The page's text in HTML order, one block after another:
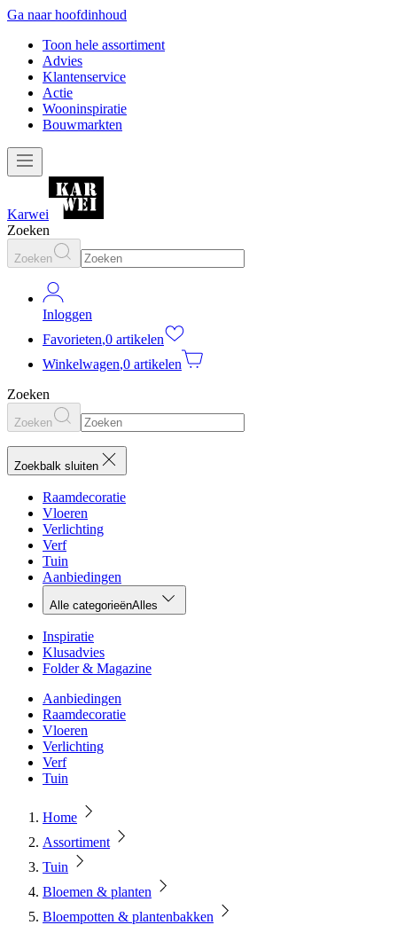
Ga naar hoofdinhoud
Toon hele assortiment
Advies
Klantenservice
Actie
Wooninspiratie
Bouwmarkten
Karwei
Zoeken
Zoeken
Inloggen
Favorieten,0 artikelen
Winkelwagen,0 artikelen
Zoeken
Zoeken
Zoekbalk sluiten
Raamdecoratie
Vloeren
Verlichting
Verf
Tuin
Aanbiedingen
Alle categorieënAlles
Inspiratie
Klusadvies
Folder & Magazine
Aanbiedingen
Raamdecoratie
Vloeren
Verlichting
Verf
Tuin
Home
Assortiment
Tuin
Bloemen & planten
Bloempotten & plantenbakken